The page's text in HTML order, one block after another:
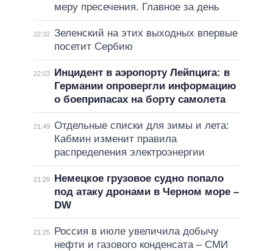
меру пресечения. Главное за день
22:32 Зеленский на этих выходных впервые
посетит Сербию
22:03
Инцидент в аэропорту Лейпцига: в
Германии опровергли информацию
о боеприпасах на борту самолета
21:49 Отдельные списки для зимы и лета:
Кабмин изменит правила
распределения электроэнергии
21:29
Немецкое грузовое судно попало
под атаку дронами в Черном море –
DW
21:25
Россия в июле увеличила добычу
нефти и газового конденсата – СМИ